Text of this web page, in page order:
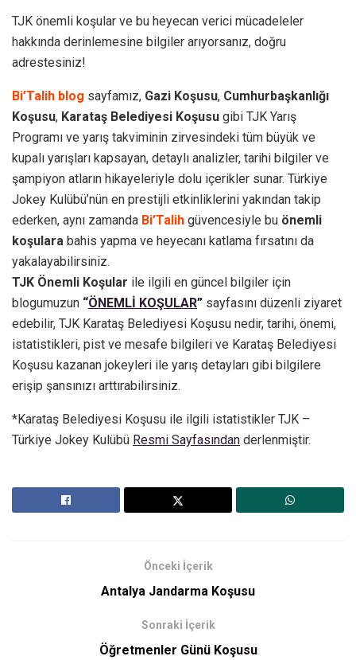
TJK önemli koşular ve bu heyecan verici mücadeleler
hakkında derinlemesine bilgiler arıyorsanız, doğru
adrestesiniz!
Bi’Talih blog sayfamız, Gazi Koşusu, Cumhurbaşkanlığı
Koşusu, Karataş Belediyesi Koşusu gibi TJK Yarış
Programı ve yarış takviminin zirvesindeki tüm büyük ve
kupalı yarışları kapsayan, detaylı analizler, tarihi bilgiler ve
şampiyon atların hikayeleriyle dolu içerikler sunar. Türkiye
Jokey Kulübü’nün en prestijli etkinliklerini yakından takip
ederken, aynı zamanda Bi’Talih güvencesiyle bu önemli
koşulara bahis yapma ve heyecanı katlama fırsatını da
yakalayabilirsiniz.
TJK Önemli Koşular ile ilgili en güncel bilgiler için
blogumuzun “ÖNEMLİ KOŞULAR” sayfasını düzenli ziyaret
edebilir, TJK Karataş Belediyesi Koşusu nedir, tarihi, önemi,
istatistikleri, pist ve mesafe bilgileri ve Karataş Belediyesi
Koşusu kazanan jokeyleri ile yarış detayları gibi bilgilere
erişip şansınızı arttırabilirsiniz.
*Karataş Belediyesi Koşusu ile ilgili istatistikler TJK –
Türkiye Jokey Kulübü Resmi Sayfasından derlenmiştir.
Önceki İçerik
Antalya Jandarma Koşusu
Sonraki İçerik
Öğretmenler Günü Koşusu